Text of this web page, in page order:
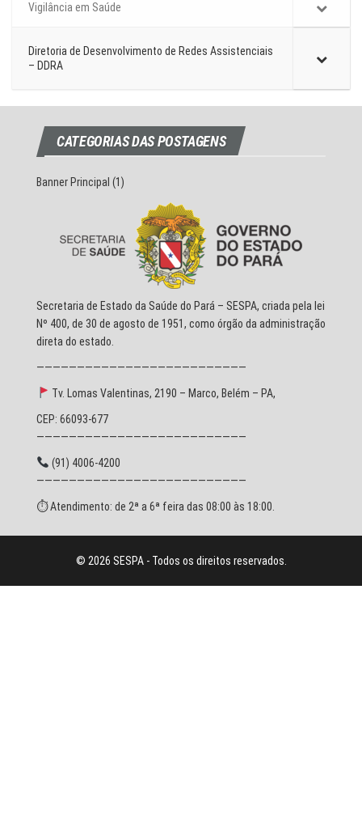
Vigilância em Saúde
Diretoria de Desenvolvimento de Redes Assistenciais
– DDRA
CATEGORIAS DAS POSTAGENS
Banner Principal (1)
Secretaria de Estado da Saúde do Pará – SESPA, criada pela lei
Nº 400, de 30 de agosto de 1951, como órgão da administração
direta do estado.
——————————————————————————
Tv. Lomas Valentinas, 2190 – Marco, Belém – PA,
CEP: 66093-677
——————————————————————————
(91) 4006-4200
——————————————————————————
⏱ Atendimento: de 2ª a 6ª feira das 08:00 às 18:00.
© 2026 SESPA - Todos os direitos reservados.